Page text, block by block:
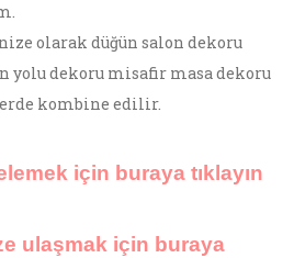
olarak düğün salon dekoru
yolu dekoru misafir masa dekoru
kombine edilir.
için buraya tıklayın
ulaşmak için buraya